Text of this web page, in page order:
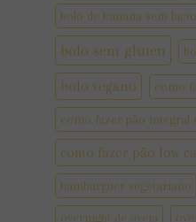
bolo de banana sem
bolo sem gluten
bolo vegano como
como fazer pão integral
como fazer pão low
hamburguer vegetariano
overnight de aveia